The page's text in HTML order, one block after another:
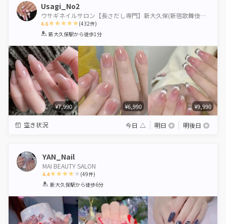
Usagi_No2
ウサギネイルサロン【長さだし専門】新大久保(新宿歌舞伎町10分パラジェルかわいいマグネットオフ無料
4.6
1 2 3 4 5
(432件)
新大久保駅から徒歩1分
¥7,990 ¥6,990 ¥9,990
空き状況 今日 △ 明日 ◎ 明後日 ◎
YAN_Nail
MAI BEAUTY SALON
4.4
1 2 3 4 5
(49件)
新大久保駅から徒歩6分